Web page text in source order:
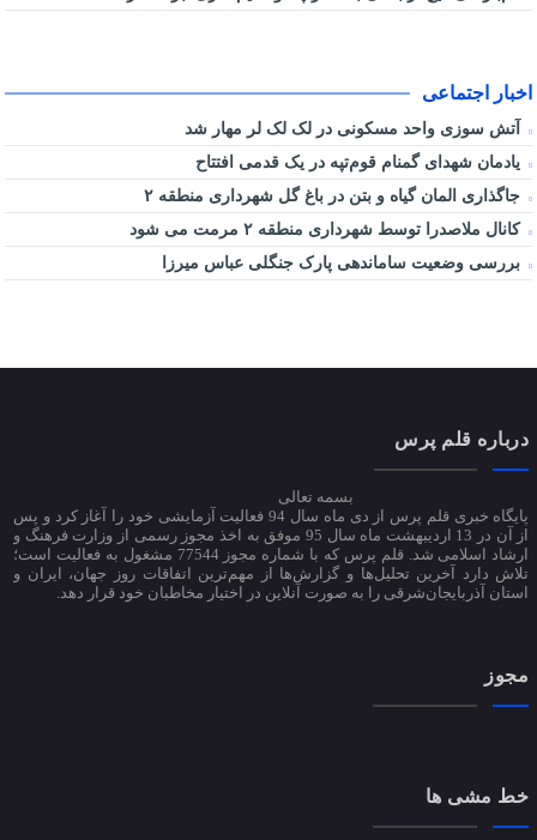
اخبار اجتماعی
آتش سوزی واحد مسکونی در لک لک لر مهار شد
یادمان شهدای گمنام قوم‌تپه در یک قدمی افتتاح
جاگذاری المان گیاه و بتن در باغ گل شهرداری منطقه ۲
کانال ملاصدرا توسط شهرداری منطقه ۲ مرمت می شود
بررسی وضعیت ساماندهی پارک جنگلی عباس میرزا
درباره قلم پرس
بسمه تعالی
پایگاه خبری قلم پرس از دی ماه سال 94 فعالیت آزمایشی خود را آغاز کرد و پس
از آن در 13 اردیبهشت ماه سال 95 موفق به اخذ مجوز رسمی از وزارت فرهنگ و
ارشاد اسلامی شد. قلم پرس که با شماره مجوز 77544 مشغول به فعالیت است؛
تلاش دارد آخرین تحلیل‌ها و گزارش‌ها از مهم‌ترین اتفاقات روز جهان، ایران و
استان آذربایجان‌شرقی را به صورت آنلاین در اختیار مخاطبان خود قرار دهد.
مجوز
خط مشی ها